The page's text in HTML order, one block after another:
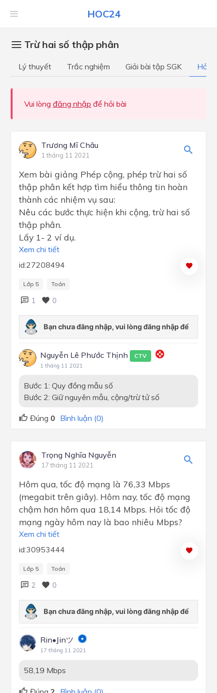
HOC24
Trừ hai số thập phân
Lý thuyết Trắc nghiệm Giải bài tập SGK Hỏi
Vui lòng đăng nhập để hỏi bài
Trương Mĩ Châu
1 tháng 11 2021
Xem bài giảng Phép cộng, phép trừ hai số
thập phân kết hợp tìm hiểu thông tin hoàn
thành các nhiệm vụ sau:
Nêu các bước thực hiện khi cộng, trừ hai số
thập phân.
Lấy 1- 2 ví dụ.
Xem chi tiết
id:27208494
Lớp 5 Toán
1 0
Nguyễn Lê Phước Thịnh CTV
1 tháng 11 2021
Bước 1: Quy đồng mẫu số
Bước 2: Giữ nguyên mẫu, cộng/trừ tử số
Đúng 0 Bình luận (0)
Trọng Nghĩa Nguyễn
17 tháng 11 2021
Hôm qua, tốc độ mạng là 76,33 Mbps
(megabit trên giây). Hôm nay, tốc độ mạng
chậm hơn hôm qua 18,14 Mbps. Hỏi tốc độ
mạng ngày hôm nay là bao nhiêu Mbps?
Xem chi tiết
id:30953444
Lớp 5 Toán
2 0
Rin•Jinツ
17 tháng 11 2021
58,19 Mbps